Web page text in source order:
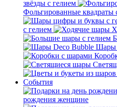
звёзды с гелием
Фольгированные квадраты
с гелием
Шары
События
рождения женщине